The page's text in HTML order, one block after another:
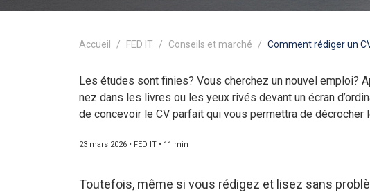
Accueil FED IT Conseils et marché Comment rédiger un
Les études sont finies? Vous cherchez un nouvel emploi?
nez dans les livres ou les yeux rivés devant un écran
de concevoir le CV parfait qui vous permettra de
23 mars 2026 • FED IT • 11 min
Toutefois, même si vous rédigez et lisez sans